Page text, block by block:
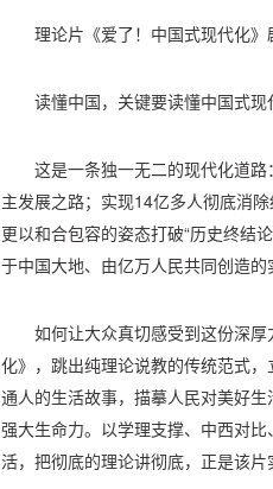
理论片《爱了！中国式现代化》
读懂中国，关键要读懂中国式现
这是一条独一无二的现代化道
主发展之路；实现14亿多人彻底消
更以和合包容的姿态打破“历史终
于中国大地、由亿万人民共同创造的
如何让大众真切感受到这份深
化》，跳出纯理论说教的传统范式
通人的生活故事，描摹人民对美好
强大生命力。以学理支撑、中西对
活，把彻底的理论讲彻底，正是该片